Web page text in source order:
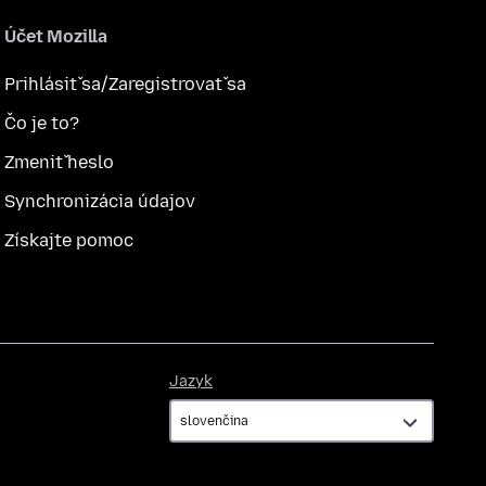
Účet Mozilla
Prihlásiť sa/Zaregistrovať sa
Čo je to?
Zmeniť heslo
Synchronizácia údajov
Získajte pomoc
Jazyk